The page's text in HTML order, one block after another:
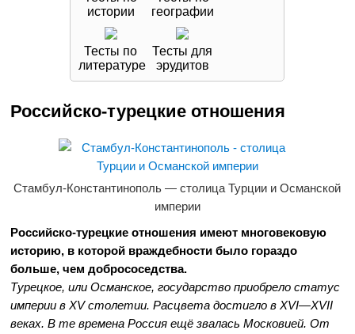
истории
географии
Тесты по
литературе
Тесты для
эрудитов
Российско-турецкие отношения
Стамбул-Константинополь — столица Турции и Османской
империи
Российско-турецкие отношения имеют многовековую
историю, в которой враждебности было гораздо
больше, чем добрососедства.
Турецкое, или Османское, государство приобрело статус
империи в ХV столетии. Расцвета достигло в XVI—XVII
веках. В те времена Россия ещё звалась Московией. От